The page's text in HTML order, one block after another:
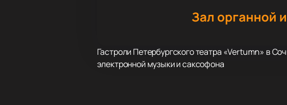
Зал органной
Гастроли Петербургского театра «Vertumn» в
электронной музыки и саксофона